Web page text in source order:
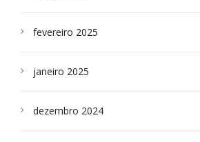
fevereiro 2025
janeiro 2025
dezembro 2024